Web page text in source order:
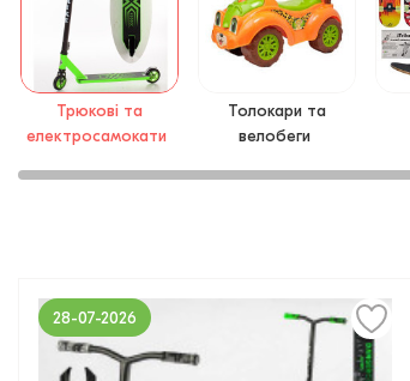
Трюкові та
електросамокати
Толокари та
велобеги
28-07-2026